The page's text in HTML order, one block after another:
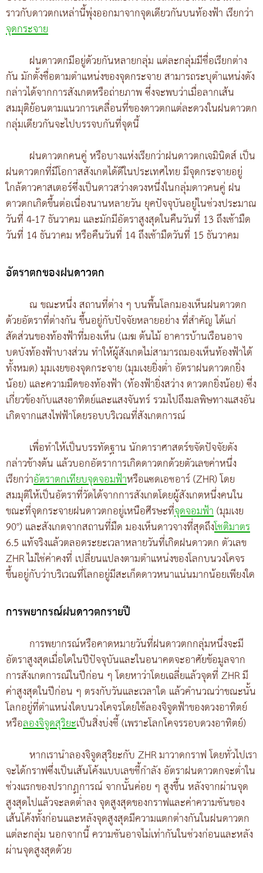
ราวกับดาวตกเหล่านี้พุ่งออกมาจากจุดเดียวกันบนท้องฟ้า เรียกว่า
จุดกระจาย
ฝนดาวตกมีอยู่ด้วยกันหลายกลุ่ม แต่ละกลุ่มมีชื่อเรียกต่าง
กัน มักตั้งชื่อตามตำแหน่งของจุดกระจาย สามารถระบุตำแหน่งดัง
กล่าวได้จากการสังเกตหรือถ่ายภาพ ซึ่งจะพบว่าเมื่อลากเส้น
สมมุติย้อนตามแนวการเคลื่อนที่ของดาวตกแต่ละดวงในฝนดาวตก
กลุ่มเดียวกันจะไปบรรจบกันที่จุดนี้
ฝนดาวตกคนคู่ หรือบางแห่งเรียกว่าฝนดาวตกเจมินิดส์ เป็น
ฝนดาวตกที่มีโอกาสสังเกตได้ดีในประเทศไทย มีจุดกระจายอยู่
ใกล้ดาวคาสเตอร์ซึ่งเป็นดาวสว่างดวงหนึ่งในกลุ่มดาวคนคู่ ฝน
ดาวตกเกิดขึ้นต่อเนื่องนานหลายวัน ยุคปัจจุบันอยู่ในช่วงประมาณ
วันที่ 4-17 ธันวาคม และมักมีอัตราสูงสุดในคืนวันที่ 13 ถึงเช้ามืด
วันที่ 14 ธันวาคม หรือคืนวันที่ 14 ถึงเช้ามืดวันที่ 15 ธันวาคม
อัตราตกของฝนดาวตก
ณ ขณะหนึ่ง สถานที่ต่าง ๆ บนพื้นโลกมองเห็นฝนดาวตก
ด้วยอัตราที่ต่างกัน ขึ้นอยู่กับปัจจัยหลายอย่าง ที่สำคัญ ได้แก่
สัดส่วนของท้องฟ้าที่มองเห็น (เมฆ ต้นไม้ อาคารบ้านเรือนอาจ
บดบังท้องฟ้าบางส่วน ทำให้ผู้สังเกตไม่สามารถมองเห็นท้องฟ้าได้
ทั้งหมด) มุมเงยของจุดกระจาย (มุมเงยยิ่งต่ำ อัตราฝนดาวตกยิ่ง
น้อย) และความมืดของท้องฟ้า (ท้องฟ้ายิ่งสว่าง ดาวตกยิ่งน้อย) ซึ่ง
เกี่ยวข้องกับแสงอาทิตย์และแสงจันทร์ รวมไปถึงมลพิษทางแสงอัน
เกิดจากแสงไฟฟ้าโดยรอบบริเวณที่สังเกตการณ์
เพื่อทำให้เป็นบรรทัดฐาน นักดาราศาสตร์ขจัดปัจจัยดัง
กล่าวข้างต้น แล้วบอกอัตราการเกิดดาวตกด้วยตัวเลขค่าหนึ่ง
เรียกว่าอัตราตกเทียบจุดจอมฟ้าหรือแซดเอชอาร์ (ZHR) โดย
สมมุติให้เป็นอัตราที่วัดได้จากการสังเกตโดยผู้สังเกตหนึ่งคนใน
ขณะที่จุดกระจายฝนดาวตกอยู่เหนือศีรษะที่จุดจอมฟ้า(มุมเงย
90°) และสังเกตจากสถานที่มืด มองเห็นดาวจางที่สุดถึงโชติมาตร
6.5 แท้จริงแล้วตลอดระยะเวลาหลายวันที่เกิดฝนดาวตก ตัวเลข
ZHR ไม่ใช่ค่าคงที่ เปลี่ยนแปลงตามตำแหน่งของโลกบนวงโคจร
ขึ้นอยู่กับว่าบริเวณที่โลกอยู่มีสะเก็ดดาวหนาแน่นมากน้อยเพียงใด
การพยากรณ์ฝนดาวตกรายปี
การพยากรณ์หรือคาดหมายวันที่ฝนดาวตกกลุ่มหนึ่งจะมี
อัตราสูงสุดเมื่อใดในปีปัจจุบันและในอนาคตจะอาศัยข้อมูลจาก
การสังเกตการณ์ในปีก่อน ๆ โดยหาว่าโดยเฉลี่ยแล้วจุดที่ ZHR มี
ค่าสูงสุดในปีก่อน ๆ ตรงกับวันและเวลาใด แล้วคำนวณว่าขณะนั้น
โลกอยู่ที่ตำแหน่งใดบนวงโคจรโดยใช้ลองจิจูดฟ้าของดวงอาทิตย์
หรือลองจิจูดสุริยะเป็นสิ่งบ่งชี้ (เพราะโลกโคจรรอบดวงอาทิตย์)
หากเรานำลองจิจูดสุริยะกับ ZHR มาวาดกราฟ โดยทั่วไปเรา
จะได้กราฟซึ่งเป็นเส้นโค้งแบบเลขชี้กำลัง อัตราฝนดาวตกจะต่ำใน
ช่วงแรกของปรากฏการณ์ จากนั้นค่อย ๆ สูงขึ้น หลังจากผ่านจุด
สูงสุดไปแล้วจะลดต่ำลง จุดสูงสุดของกราฟและค่าความชันของ
เส้นโค้งทั้งก่อนและหลังจุดสูงสุดมีความแตกต่างกันในฝนดาวตก
แต่ละกลุ่ม นอกจากนี้ ความชันอาจไม่เท่ากันในช่วงก่อนและหลัง
ผ่านจุดสูงสุดด้วย